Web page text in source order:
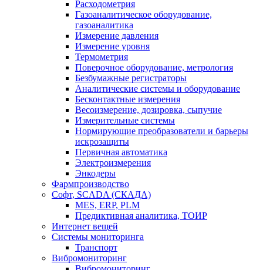
Расходометрия
Газоаналитическое оборудование,
газоаналитика
Измерение давления
Измерение уровня
Термометрия
Поверочное оборудование, метрология
Безбумажные регистраторы
Аналитические системы и оборудование
Бесконтактные измерения
Весоизмерение, дозировка, сыпучие
Измерительные системы
Нормирующие преобразователи и барьеры
искрозащиты
Первичная автоматика
Электроизмерения
Энкодеры
Фармпроизводство
Софт, SCADA (СКАДА)
MES, ERP, PLM
Предиктивная аналитика, ТОИР
Интернет вещей
Системы мониторинга
Транспорт
Вибромониторинг